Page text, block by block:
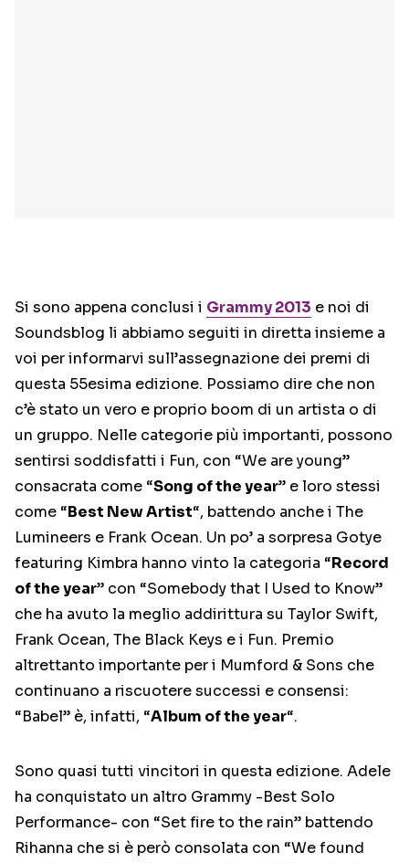
Si sono appena conclusi i Grammy 2013 e noi di
Soundsblog li abbiamo seguiti in diretta insieme a
voi per informarvi sull’assegnazione dei premi di
questa 55esima edizione. Possiamo dire che non
c’è stato un vero e proprio boom di un artista o di
un gruppo. Nelle categorie più importanti, possono
sentirsi soddisfatti i Fun, con “We are young”
consacrata come “Song of the year” e loro stessi
come “Best New Artist“, battendo anche i The
Lumineers e Frank Ocean. Un po’ a sorpresa Gotye
featuring Kimbra hanno vinto la categoria “Record
of the year” con “Somebody that I Used to Know”
che ha avuto la meglio addirittura su Taylor Swift,
Frank Ocean, The Black Keys e i Fun. Premio
altrettanto importante per i Mumford & Sons che
continuano a riscuotere successi e consensi:
“Babel” è, infatti, “Album of the year“.
Sono quasi tutti vincitori in questa edizione. Adele
ha conquistato un altro Grammy -Best Solo
Performance- con “Set fire to the rain” battendo
Rihanna che si è però consolata con “We found